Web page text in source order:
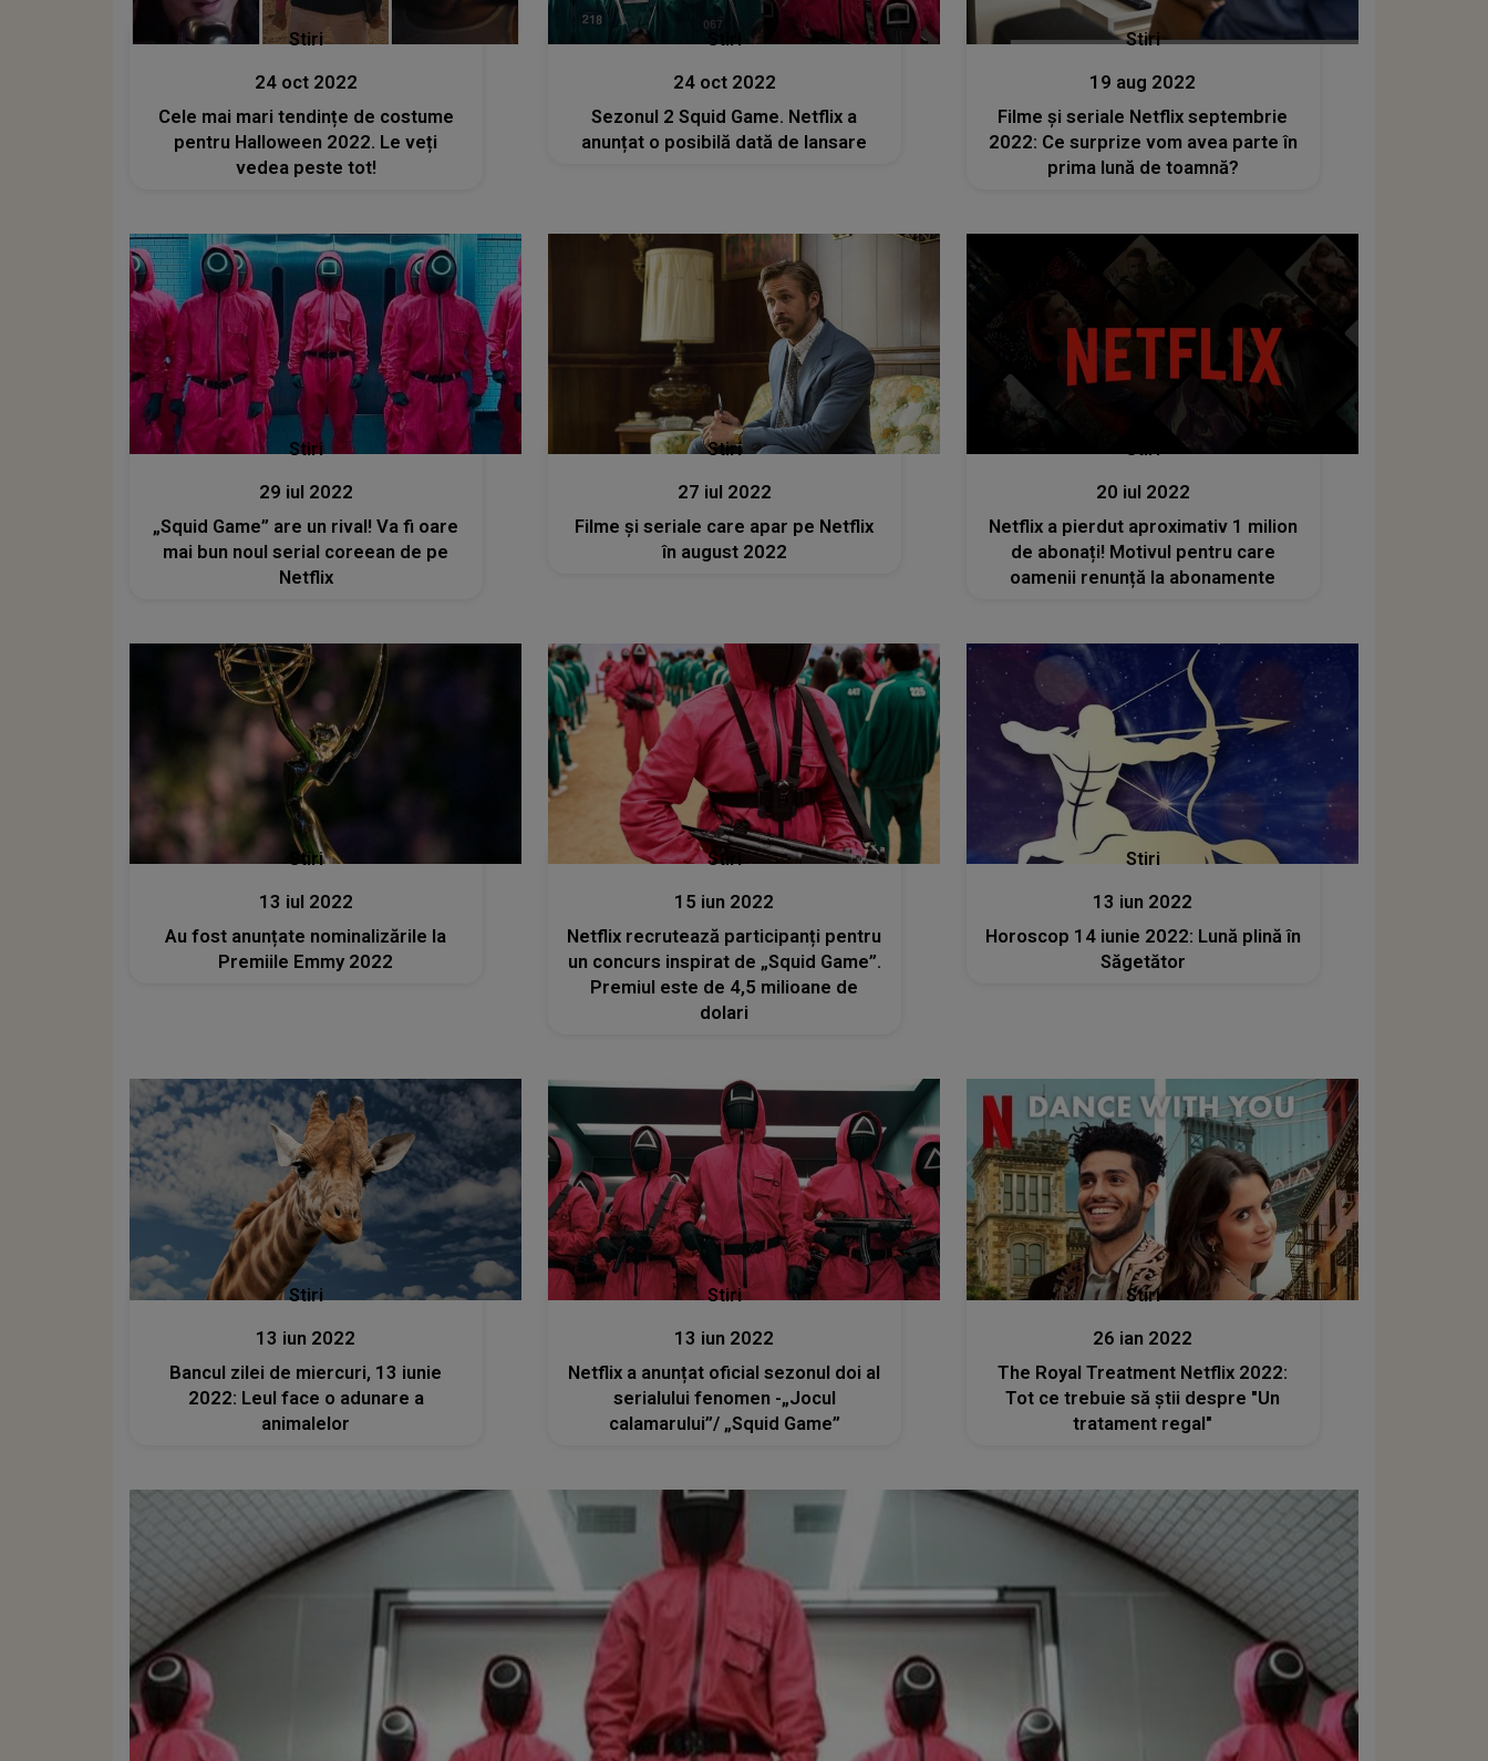
Stiri
24 oct 2022
Cele mai mari tendințe de costume
pentru Halloween 2022. Le veți
vedea peste tot!
24 oct 2022
Sezonul 2 Squid Game. Netflix a
anunțat o posibilă dată de lansare
Stiri
19 aug 2022
Filme și seriale Netflix septembrie
2022: Ce surprize vom avea parte în
prima lună de toamnă?
Stiri
29 iul 2022
„Squid Game” are un rival! Va fi oare
mai bun noul serial coreean de pe
Netflix
Stiri
27 iul 2022
Filme şi seriale care apar pe Netflix
în august 2022
Stiri
20 iul 2022
Netflix a pierdut aproximativ 1 milion
de abonați! Motivul pentru care
oamenii renunță la abonamente
Stiri
13 iul 2022
Au fost anunțate nominalizările la
Premiile Emmy 2022
Stiri
15 iun 2022
Netflix recrutează participanți pentru
un concurs inspirat de „Squid Game”.
Premiul este de 4,5 milioane de
dolari
Stiri
13 iun 2022
Horoscop 14 iunie 2022: Lună plină în
Săgetător
Stiri
13 iun 2022
Bancul zilei de miercuri, 13 iunie
2022: Leul face o adunare a
animalelor
Stiri
13 iun 2022
Netflix a anunțat oficial sezonul doi al
serialului fenomen -„Jocul
calamarului”/ „Squid Game”
Stiri
26 ian 2022
The Royal Treatment Netflix 2022:
Tot ce trebuie să ştii despre "Un
tratament regal"